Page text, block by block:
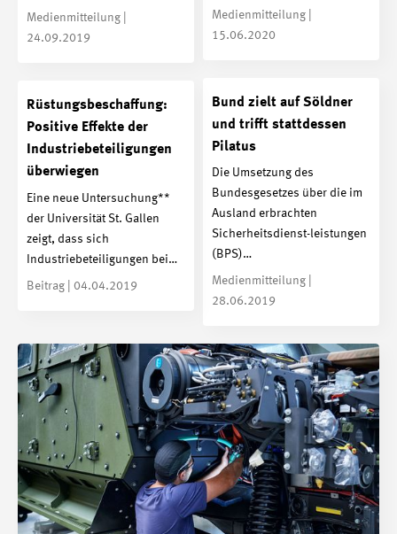
Medienmitteilung |
15.06.2020
Medienmitteilung |
24.09.2019
Bund zielt auf Söldner
und trifft stattdessen
Pilatus
Die Umsetzung des
Bundesgesetzes über die im
Ausland erbrachten
Sicherheitsdienst-leistungen
(BPS)…
Medienmitteilung |
28.06.2019
Rüstungsbeschaffung:
Positive Effekte der
Industriebeteiligungen
überwiegen
Eine neue Untersuchung**
der Universität St. Gallen
zeigt, dass sich
Industriebeteiligungen bei…
Beitrag | 04.04.2019